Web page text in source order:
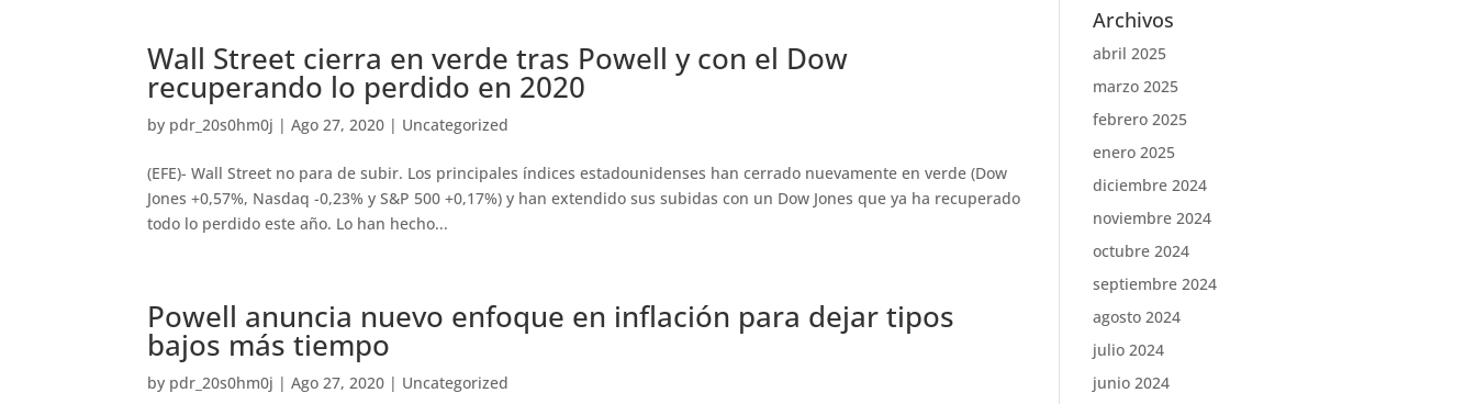
Wall Street cierra en verde tras Powell y con el Dow
recuperando lo perdido en 2020
by pdr_20s0hm0j |Ago 27, 2020 | Uncategorized
(EFE)- Wall Street no para de subir. Los principales índices estadounidenses han cerrado nuevamente en verde (Dow
Jones +0,57%, Nasdaq -0,23% y S&P 500 +0,17%) y han extendido sus subidas con un Dow Jones que ya ha recuperado
todo lo perdido este año. Lo han hecho...
Powell anuncia nuevo enfoque en inflación para dejar tipos
bajos más tiempo
by pdr_20s0hm0j |Ago 27, 2020 | Uncategorized
Archivos
abril 2025
marzo 2025
febrero 2025
enero 2025
diciembre 2024
noviembre 2024
octubre 2024
septiembre 2024
agosto 2024
julio 2024
junio 2024